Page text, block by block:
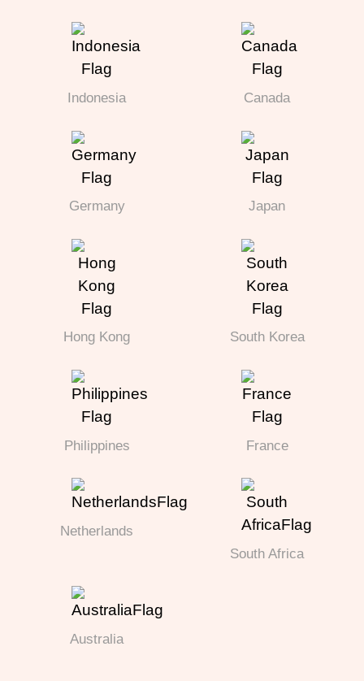
Indonesia Canada
Germany Japan
Hong Kong South Korea
Philippines France
Netherlands
South Africa
Australia